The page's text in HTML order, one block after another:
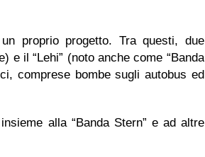
proprio progetto. Tra questi, due
e il “Lehi” (noto anche come “Banda
comprese bombe sugli autobus ed
alla “Banda Stern” e ad altre